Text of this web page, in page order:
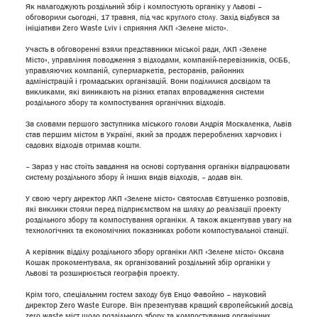
Як налагоджують роздільний збір і компостують органіку у Львові –
обговорили сьогодні, 17 травня, під час круглого столу. Захід відбувся за
ініціативи Zero Waste Lviv і сприяння ЛКП «Зелене місто».
Участь в обговоренні взяли представники міської ради, ЛКП «Зелене
Місто», управління поводження з відходами, компаній-перевізників, ОСББ,
управляючих компаній, супермаркетів, ресторанів, районних
адміністрацій і громадських організацій. Вони поділилися досвідом та
викликами, які виникають на різних етапах впровадження системи
роздільного збору та компостування органічних відходів.
За словами першого заступника міського голови Андрія Москаленка, Львів
став першим містом в Україні, який за продаж перероблених харчових і
садових відходів отримав кошти.
– Зараз у нас стоїть завдання на основі сортування органіки відпрацювати
систему роздільного збору й інших видів відходів, – додав він.
У свою чергу директор ЛКП «Зелене місто» Святослав Євтушенко розповів,
які виклики стояли перед підприємством на шляху до реалізації проекту
роздільного збору та компостування органіки. А також акцентував увагу на
технологічних та економічних показниках роботи компостувальної станції.
А керівник відділу роздільного збору органіки ЛКП «Зелене місто» Оксана
Кошак прокоментувала, як організований роздільний збір органіки у
Львові та розширюється географія проекту.
Крім того, спеціальним гостем заходу був Енцо Фавойно – науковий
директор Zero Waste Europe. Він презентував кращий європейський досвід